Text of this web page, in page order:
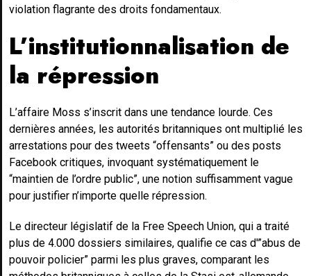
violation flagrante des droits fondamentaux.
L’institutionnalisation de
la répression
L’affaire Moss s’inscrit dans une tendance lourde. Ces
dernières années, les autorités britanniques ont multiplié les
arrestations pour des tweets “offensants” ou des posts
Facebook critiques, invoquant systématiquement le
“maintien de l’ordre public”, une notion suffisamment vague
pour justifier n’importe quelle répression.
Le directeur législatif de la Free Speech Union, qui a traité
plus de 4.000 dossiers similaires, qualifie ce cas d'”abus de
pouvoir policier” parmi les plus graves, comparant les